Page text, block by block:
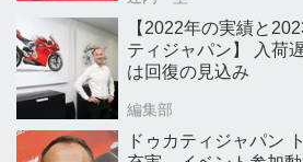
【2022年の実績と
ティジャパン】 入荷
は回復の見込み
編集部
ドゥカティジャパン